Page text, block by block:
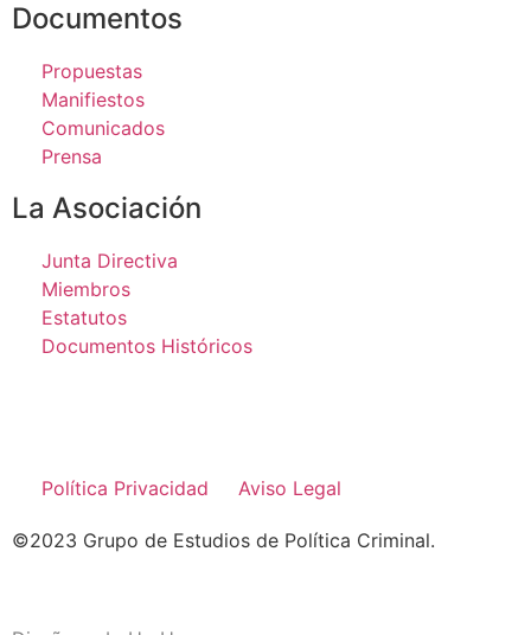
Documentos
Propuestas
Manifiestos
Comunicados
Prensa
La Asociación
Junta Directiva
Miembros
Estatutos
Documentos Históricos
Política Privacidad Aviso Legal
©2023 Grupo de Estudios de Política Criminal.